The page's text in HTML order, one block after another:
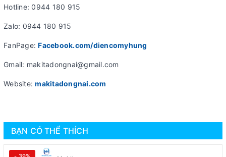
Hotline: 0944 180 915
Zalo: 0944 180 915
FanPage:Facebook.com/diencomyhung
Gmail: makitadongnai@gmail.com
Website:makitadongnai.com
BẠN CÓ THỂ THÍCH